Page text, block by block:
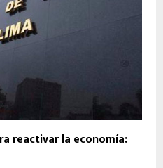
reactivar la economía: